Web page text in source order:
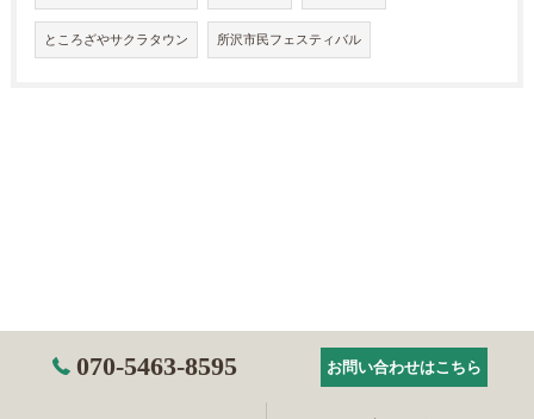
ところざやサクラタウン 所沢市民フェスティバル
070-5463-8595 お問い合わせはこちら